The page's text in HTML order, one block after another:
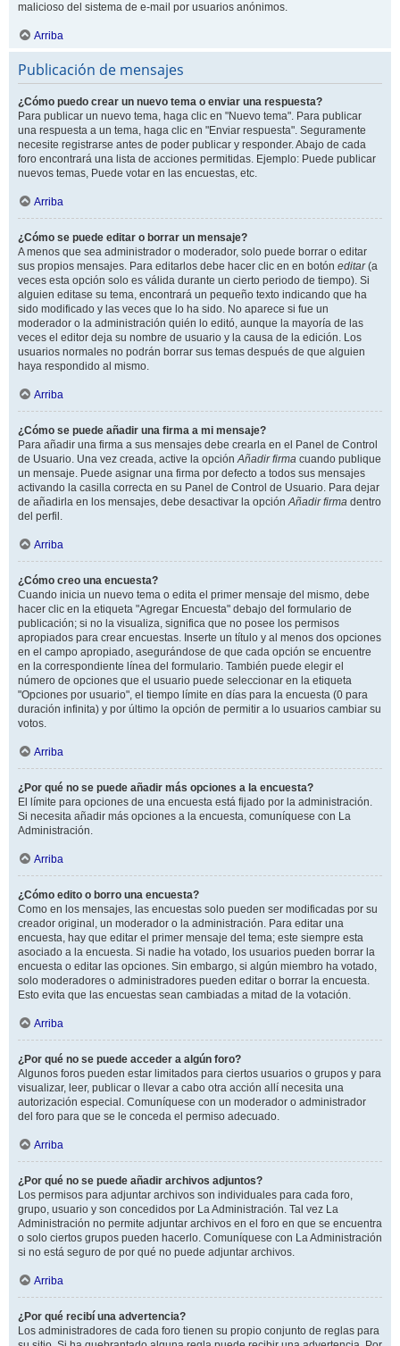
malicioso del sistema de e-mail por usuarios anónimos.
Arriba
Publicación de mensajes
¿Cómo puedo crear un nuevo tema o enviar una respuesta?
Para publicar un nuevo tema, haga clic en "Nuevo tema". Para publicar
una respuesta a un tema, haga clic en "Enviar respuesta". Seguramente
necesite registrarse antes de poder publicar y responder. Abajo de cada
foro encontrará una lista de acciones permitidas. Ejemplo: Puede publicar
nuevos temas, Puede votar en las encuestas, etc.
Arriba
¿Cómo se puede editar o borrar un mensaje?
A menos que sea administrador o moderador, solo puede borrar o editar
sus propios mensajes. Para editarlos debe hacer clic en en botón editar(a
veces esta opción solo es válida durante un cierto periodo de tiempo). Si
alguien editase su tema, encontrará un pequeño texto indicando que ha
sido modificado y las veces que lo ha sido. No aparece si fue un
moderador o la administración quién lo editó, aunque la mayoría de las
veces el editor deja su nombre de usuario y la causa de la edición. Los
usuarios normales no podrán borrar sus temas después de que alguien
haya respondido al mismo.
Arriba
¿Cómo se puede añadir una firma a mi mensaje?
Para añadir una firma a sus mensajes debe crearla en el Panel de Control
de Usuario. Una vez creada, active la opciónAñadir firma cuando publique
un mensaje. Puede asignar una firma por defecto a todos sus mensajes
activando la casilla correcta en su Panel de Control de Usuario. Para dejar
de añadirla en los mensajes, debe desactivar la opciónAñadir firma dentro
del perfil.
Arriba
¿Cómo creo una encuesta?
Cuando inicia un nuevo tema o edita el primer mensaje del mismo, debe
hacer clic en la etiqueta "Agregar Encuesta" debajo del formulario de
publicación; si no la visualiza, significa que no posee los permisos
apropiados para crear encuestas. Inserte un título y al menos dos opciones
en el campo apropiado, asegurándose de que cada opción se encuentre
en la correspondiente línea del formulario. También puede elegir el
número de opciones que el usuario puede seleccionar en la etiqueta
"Opciones por usuario", el tiempo límite en días para la encuesta (0 para
duración infinita) y por último la opción de permitir a lo usuarios cambiar su
votos.
Arriba
¿Por qué no se puede añadir más opciones a la encuesta?
El límite para opciones de una encuesta está fijado por la administración.
Si necesita añadir más opciones a la encuesta, comuníquese con La
Administración.
Arriba
¿Cómo edito o borro una encuesta?
Como en los mensajes, las encuestas solo pueden ser modificadas por su
creador original, un moderador o la administración. Para editar una
encuesta, hay que editar el primer mensaje del tema; este siempre esta
asociado a la encuesta. Si nadie ha votado, los usuarios pueden borrar la
encuesta o editar las opciones. Sin embargo, si algún miembro ha votado,
solo moderadores o administradores pueden editar o borrar la encuesta.
Esto evita que las encuestas sean cambiadas a mitad de la votación.
Arriba
¿Por qué no se puede acceder a algún foro?
Algunos foros pueden estar limitados para ciertos usuarios o grupos y para
visualizar, leer, publicar o llevar a cabo otra acción allí necesita una
autorización especial. Comuníquese con un moderador o administrador
del foro para que se le conceda el permiso adecuado.
Arriba
¿Por qué no se puede añadir archivos adjuntos?
Los permisos para adjuntar archivos son individuales para cada foro,
grupo, usuario y son concedidos por La Administración. Tal vez La
Administración no permite adjuntar archivos en el foro en que se encuentra
o solo ciertos grupos pueden hacerlo. Comuníquese con La Administración
si no está seguro de por qué no puede adjuntar archivos.
Arriba
¿Por qué recibí una advertencia?
Los administradores de cada foro tienen su propio conjunto de reglas para